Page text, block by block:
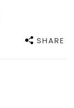
SHARE